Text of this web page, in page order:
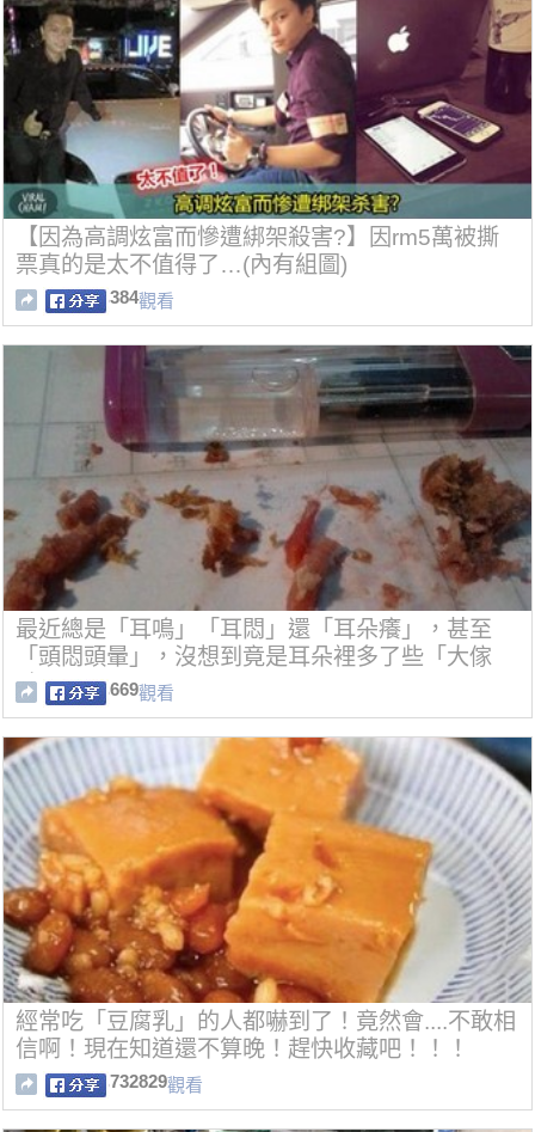
【因為高調炫富而慘遭綁架殺害?】因rm5萬被撕
票真的是太不值得了…(內有組圖)
384觀看
最近總是「耳鳴」「耳悶」還「耳朵癢」，甚至
「頭悶頭暈」，沒想到竟是耳朵裡多了些「大傢
夥」！
669觀看
經常吃「豆腐乳」的人都嚇到了！竟然會....不敢相
信啊！現在知道還不算晚！趕快收藏吧！！！
732829觀看